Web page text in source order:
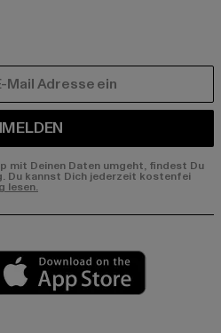
mit Deinen Daten umgeht, findest Du
Du kannst Dich jederzeit kostenfei
lesen.
market